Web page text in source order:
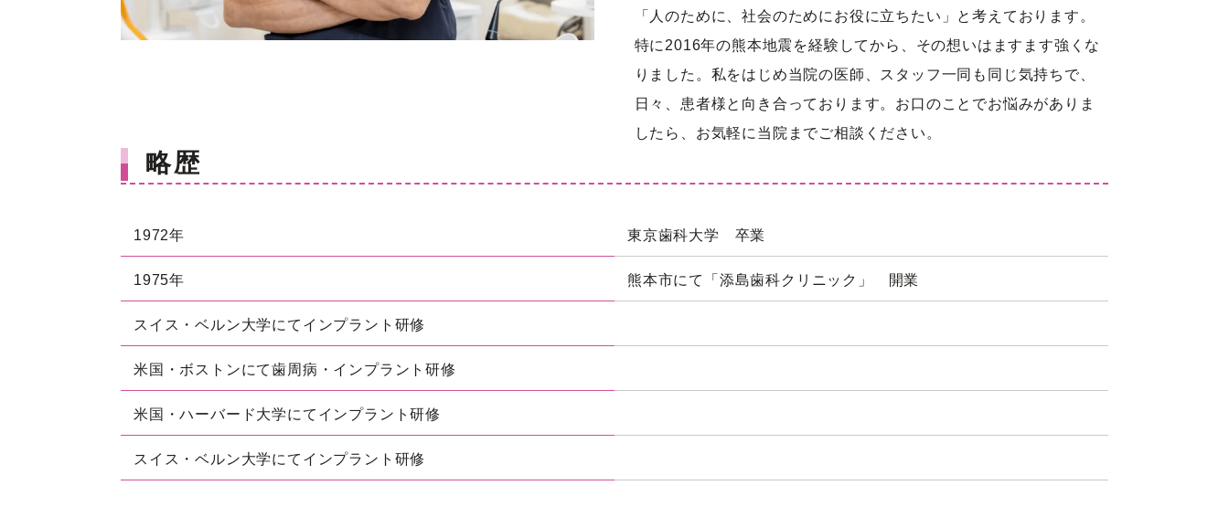
「人のために、社会のためにお役に立ちたい」と考えております。
特に2016年の熊本地震を経験してから、その想いはますます強くな
りました。私をはじめ当院の医師、スタッフ一同も同じ気持ちで、
日々、患者様と向き合っております。お口のことでお悩みがありま
したら、お気軽に当院までご相談ください。
略歴
1972年 東京歯科大学 卒業
1975年 熊本市にて「添島歯科クリニック」 開業
スイス・ベルン大学にてインプラント研修
米国・ボストンにて歯周病・インプラント研修
米国・ハーバード大学にてインプラント研修
スイス・ベルン大学にてインプラント研修